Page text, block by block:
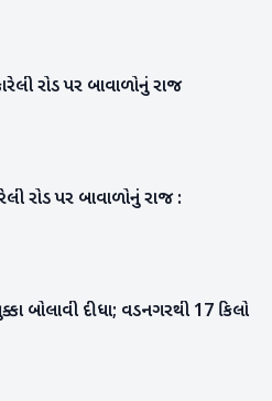
રોડ પર બાવાળોનું રાજ
રોડ પર બાવાળોનું રાજ :
બોલાવી દીધા; વડનગરથી 17 કિલો